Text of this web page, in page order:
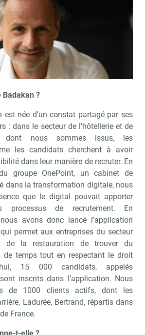
Badakan ?
est née d’un constat partagé par ses
: dans le secteur de l’hôtellerie et de
dont nous sommes issus, les
les candidats cherchent à avoir
dans leur manière de recruter. En
groupe OnePoint, un cabinet de
dans la transformation digitale, nous
que le digital pouvait apporter
de recrutement. En
avons donc lancé l’application
permet aux entreprises du secteur
de la restauration de trouver du
de temps tout en respectant le droit
15 000 candidats, appelés
inscrits dans l’application. Nous
de 1000 clients actifs, dont les
Ladurée, Bertrand, répartis dans
France.